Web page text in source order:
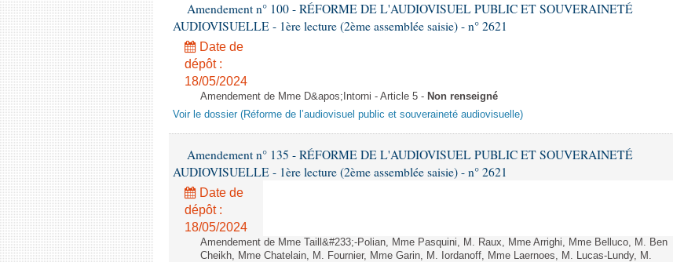
Amendement n° 100 - RÉFORME DE L'AUDIOVISUEL PUBLIC ET SOUVERAINETÉ
AUDIOVISUELLE - 1ère lecture (2ème assemblée saisie) - n° 2621
Date de
dépôt :
18/05/2024
Amendement de Mme D&apos;Intorni - Article 5 - Non renseigné
Voir le dossier (Réforme de l’audiovisuel public et souveraineté audiovisuelle)
Amendement n° 135 - RÉFORME DE L'AUDIOVISUEL PUBLIC ET SOUVERAINETÉ
AUDIOVISUELLE - 1ère lecture (2ème assemblée saisie) - n° 2621
Date de
dépôt :
18/05/2024
Amendement de Mme Taill&#233;-Polian, Mme Pasquini, M. Raux, Mme Arrighi, Mme Belluco, M. Ben
Cheikh, Mme Chatelain, M. Fournier, Mme Garin, M. Iordanoff, Mme Laernoes, M. Lucas-Lundy, M.